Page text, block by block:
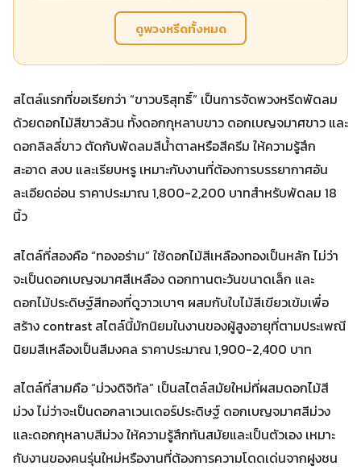
ดูพวงหรีดทั้งหมด
สไตล์แรกที่ขอเรียกว่า “ขาวบริสุทธิ์” เป็นการจัดพวงหรีดพัดลม
ด้วยดอกไม้สีขาวล้วน ทั้งดอกกุหลาบขาว ดอกเบญจมาศขาว และ
ดอกลิลลี่ขาว ตัดกับพัดลมสีน้ำตาลหรือสีครีม ให้ความรู้สึก
สะอาด สงบ และเรียบหรู เหมาะกับงานที่ต้องการบรรยากาศอัน
ละเอียดอ่อน ราคาประมาณ 1,800-2,200 บาทสำหรับพัดลม 18
นิ้ว
สไตล์ที่สองคือ “ทองอร่าม” ใช้ดอกไม้สีเหลืองทองเป็นหลัก ไม่ว่า
จะเป็นดอกเบญจมาศสีเหลือง ดอกทานตะวันขนาดเล็ก และ
ดอกไม้ประดิษฐ์สีทองที่ดูวาวเบาๆ ผสมกับใบไม้สีเขียวเข้มเพื่อ
สร้าง contrast สไตล์นี้มักนิยมในงานของผู้สูงอายุที่ตามประเพณี
นิยมสีเหลืองเป็นสีมงคล ราคาประมาณ 1,900-2,400 บาท
สไตล์ที่สามคือ “ม่วงดิจิทัล” เป็นสไตล์สมัยใหม่ที่ผสมดอกไม้สี
ม่วง ไม่ว่าจะเป็นดอกลาเวนเดอร์ประดิษฐ์ ดอกเบญจมาศสีม่วง
และดอกกุหลาบสีม่วง ให้ความรู้สึกทันสมัยและเป็นตัวเอง เหมาะ
กับงานของคนรุ่นใหม่หรืองานที่ต้องการความโดดเด่นจากฝูงชน